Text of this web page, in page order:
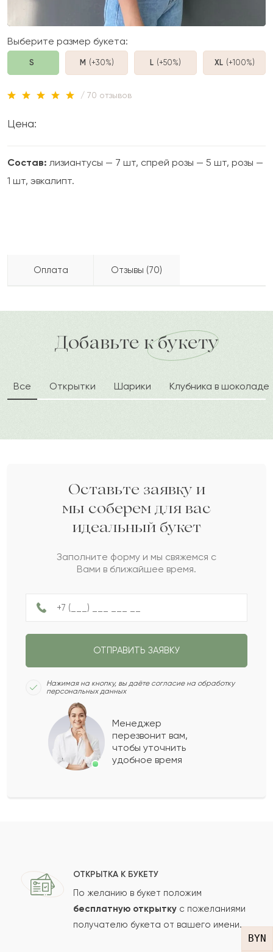
BYN
Выберите размер букета:
S M (+30%) L (+50%) XL (+100%)
/ 70 отзывов
Цена:
Состав: лизиантусы — 7 шт, спрей розы — 5 шт, розы —
1 шт, эвкалипт.
Оплата Отзывы (70)
доставка по городу в течение часа
анна
Очень красиво)))
2021-06-10
Лана
просто божественный
Александр
Великолепный букет, чудесно выглядит и
красиво пахнет.
Очень всё понравилось! Не первый раз тут
2021-05-11
Купил такой букет своей жене на годовщину
свадьбы. Жена просто в восторге от такой
С Светлана
Красивый букет с прекрасным ароматом.
Добавьте к букету
Все Открытки Шарики Клубника в шоколаде
Оставьте заявку и
мы соберем для вас
идеальный букет
Заполните форму и мы свяжемся с
Вами в ближайшее время.
ОТПРАВИТЬ ЗАЯВКУ
Нажимая на кнопку, вы даёте согласие на обработку
персональных данных
Менеджер
перезвонит вам,
чтобы уточнить
удобное время
ОТКРЫТКА К БУКЕТУ
По желанию в букет положим
бесплатную открытку с пожеланиями
получателю букета от вашего имени.